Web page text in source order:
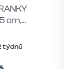
cm,
týdnů